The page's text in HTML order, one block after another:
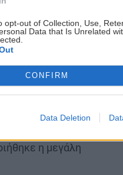
opt-out of Collection, Use,
Data that Is Unrelated
CONFIRM
Data Deletion
τυχερούς αριθμούς!
η μεγάλη